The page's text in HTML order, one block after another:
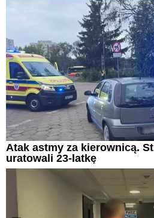
Atak astmy za kierownicą.
uratowali 23-latkę